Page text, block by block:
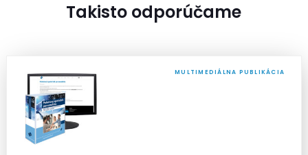
Takisto odporúčame
MULTIMEDIÁLNA PUBLIKÁCIA